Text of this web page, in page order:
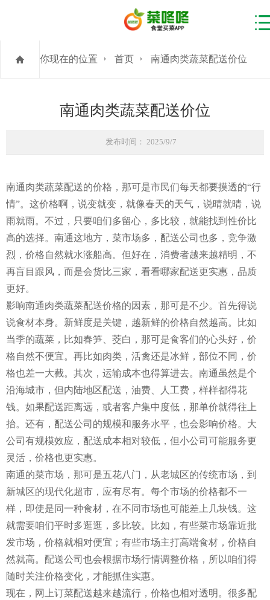
你现在的位置 首页 南通肉类蔬菜配送价位
南通肉类蔬菜配送价位
发布时间： 2025/9/7
南通肉类蔬菜配送的价格，那可是市民们每天都要摸透的“行
情”。这价格啊，说变就变，就像春天的天气，说晴就晴，说
雨就雨。不过，只要咱们多留心，多比较，就能找到性价比
高的选择。南通这地方，菜市场多，配送公司也多，竞争激
烈，价格自然就水涨船高。但好在，消费者越来越精明，不
再盲目跟风，而是会货比三家，看看哪家配送更实惠，品质
更好。
影响南通肉类蔬菜配送价格的因素，那可是不少。首先得说
说食材本身。新鲜度是关键，越新鲜的价格自然越高。比如
当季的蔬菜，比如春笋、茭白，那可是食客们的心头好，价
格自然不便宜。再比如肉类，活禽还是冰鲜，部位不同，价
格也差一大截。其次，运输成本也得算进去。南通虽然是个
沿海城市，但内陆地区配送，油费、人工费，样样都得花
钱。如果配送距离远，或者客户集中度低，那单价就得往上
抬。还有，配送公司的规模和服务水平，也会影响价格。大
公司有规模效应，配送成本相对较低，但小公司可能服务更
灵活，价格也更实惠。
南通的菜市场，那可是五花八门，从老城区的传统市场，到
新城区的现代化超市，应有尽有。每个市场的价格都不一
样，即使是同一种食材，在不同市场也可能差上几块钱。这
就需要咱们平时多逛逛，多比较。比如，有些菜市场靠近批
发市场，价格就相对便宜；有些市场主打高端食材，价格自
然就高。配送公司也会根据市场行情调整价格，所以咱们得
随时关注价格变化，才能抓住实惠。
现在，网上订菜配送越来越流行，价格也相对透明。很多配